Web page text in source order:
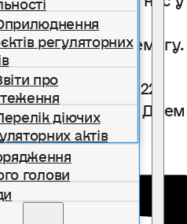
регуляторних
про
діючих
актів
голови
на нові
нашу Перемогу.
України!